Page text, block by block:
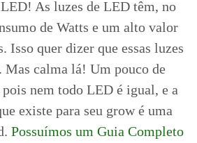
As luzes de LED têm, no
de Watts e um alto valor
Isso quer dizer que essas luzes
Mas calma lá! Um pouco de
pois nem todo LED é igual, e a
existe para seu grow é uma
Possuímos um Guia Completo